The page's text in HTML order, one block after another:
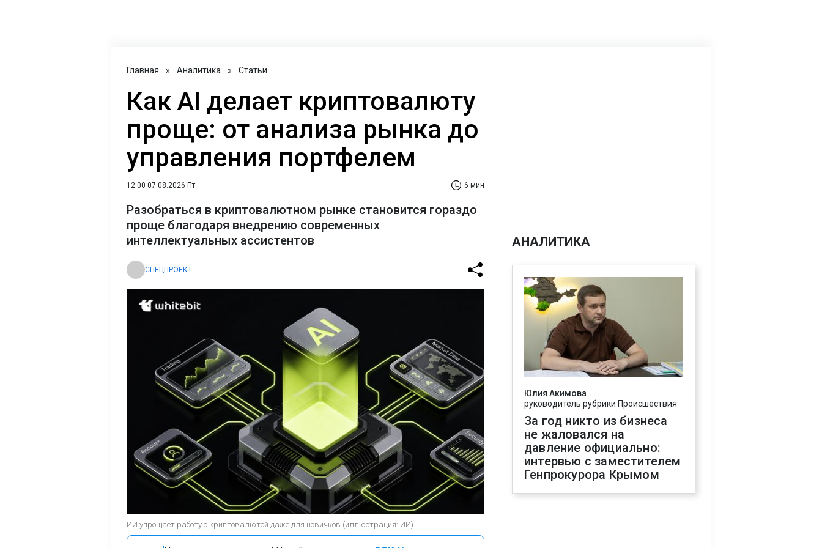
Главная » Аналитика » Статьи
Как AI делает криптовалюту
проще: от анализа рынка до
управления портфелем
12:00 07.08.2026 Пт 6 мин
Разобраться в криптовалютном рынке становится гораздо
проще благодаря внедрению современных
интеллектуальных ассистентов
СПЕЦПРОЕКТ
ИИ упрощает работу с криптовалютой даже для новичков (иллюстрация: ИИ)
АНАЛИТИКА
Юлия Акимова
руководитель рубрики Происшествия
За год никто из бизнеса
не жаловался на
давление официально:
интервью с заместителем
Генпрокурора Крымом